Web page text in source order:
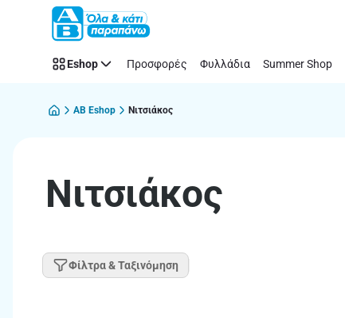
Παράλειψη
Νιτσιάκος
Eshop Προσφορές Φυλλάδια Summer Shop
AB Eshop Νιτσιάκος
Νιτσιάκος
Φίλτρα & Ταξινόμηση